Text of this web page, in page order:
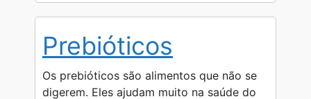
Prebióticos
Os prebióticos são alimentos que não se
digerem. Eles ajudam muito na saúde do